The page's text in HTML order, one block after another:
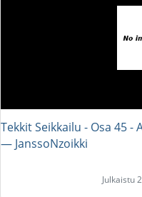
Tekkit Seikkailu - Osa 45
― JanssoNzoikki
Julkaistu